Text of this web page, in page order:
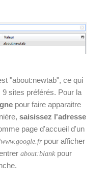
"about:newtab", ce qui
sites préférés. Pour la
pour faire apparaitre
saisissez l'adresse
page d'accueil d'un
pour afficher
about:blank pour